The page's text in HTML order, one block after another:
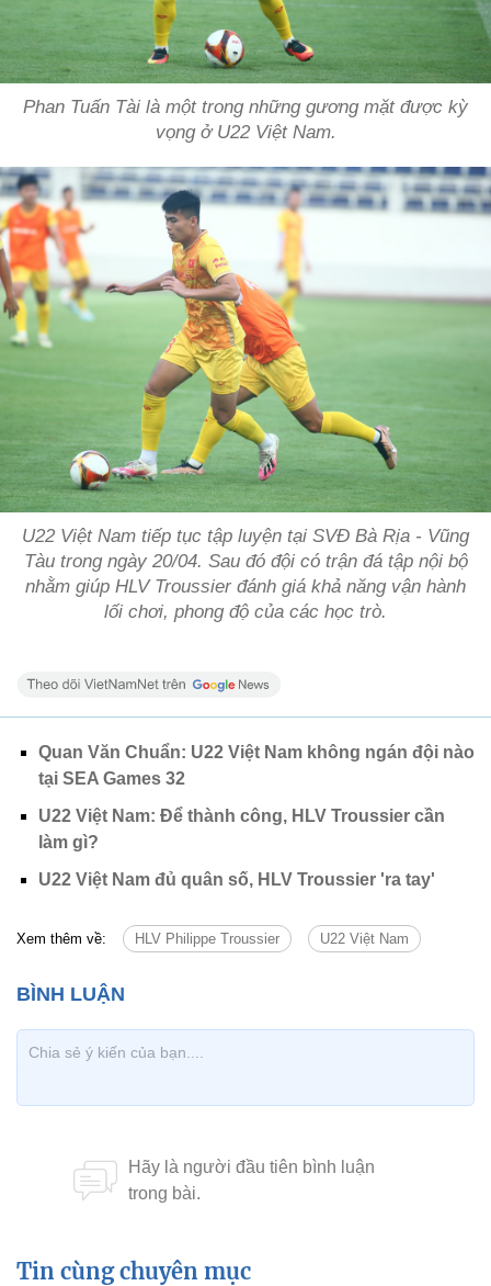
Phan Tuấn Tài là một trong những gương mặt được kỳ
vọng ở U22 Việt Nam.
U22 Việt Nam tiếp tục tập luyện tại SVĐ Bà Rịa - Vũng
Tàu trong ngày 20/04. Sau đó đội có trận đá tập nội bộ
nhằm giúp HLV Troussier đánh giá khả năng vận hành
lối chơi, phong độ của các học trò.
Quan Văn Chuẩn: U22 Việt Nam không ngán đội nào
tại SEA Games 32
U22 Việt Nam: Để thành công, HLV Troussier cần
làm gì?
U22 Việt Nam đủ quân số, HLV Troussier 'ra tay'
Xem thêm về: HLV Philippe Troussier U22 Việt Nam
Tin cùng chuyên mục